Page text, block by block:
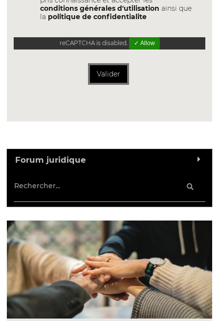
conditions générales d'utilisation ainsi que
la politique de confidentialite
reCAPTCHA is disabled. ✓ Allow
Valider
Forum juridique